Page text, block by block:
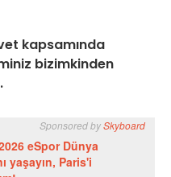
kapsamında
bizimkinden